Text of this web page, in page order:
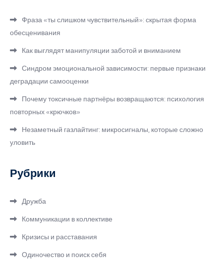
Фраза «ты слишком чувствительный»: скрытая форма
обесценивания
Как выглядят манипуляции заботой и вниманием
Синдром эмоциональной зависимости: первые признаки
деградации самооценки
Почему токсичные партнёры возвращаются: психология
повторных «крючков»
Незаметный газлайтинг: микросигналы, которые сложно
уловить
Рубрики
Дружба
Коммуникации в коллективе
Кризисы и расставания
Одиночество и поиск себя